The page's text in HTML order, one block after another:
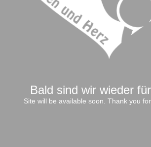
Bald sind wir wieder
Site will be available soon. Thank you